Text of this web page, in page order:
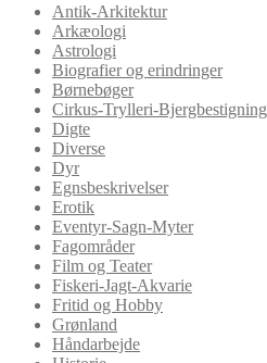
Antik-Arkitektur
Arkæologi
Astrologi
Biografier og erindringer
Børnebøger
Cirkus-Trylleri-Bjergbestigning
Digte
Diverse
Dyr
Egnsbeskrivelser
Erotik
Eventyr-Sagn-Myter
Fagområder
Film og Teater
Fiskeri-Jagt-Akvarie
Fritid og Hobby
Grønland
Håndarbejde